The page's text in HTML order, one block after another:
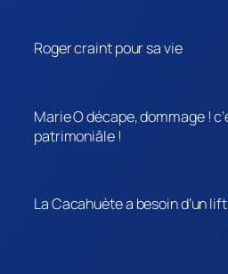
Roger craint pour sa vie
Marie O décape, dommage !
patrimoniâle !
La Cacahuète a besoin d’un